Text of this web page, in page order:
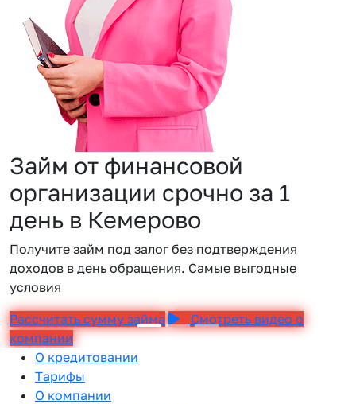
Займ от финансовой
организации срочно за 1
день в Кемерово
Получите займ под залог без подтверждения
доходов в день обращения. Самые выгодные
условия
Рассчитать сумму займа
Смотреть видео о
компании
О кредитовании
Тарифы
О компании